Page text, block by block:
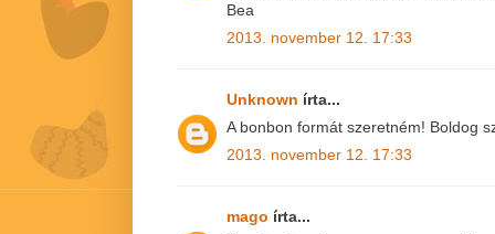
Bea
2013. november 12. 17:33
Unknown írta...
A bonbon formát szeretném! Boldog
2013. november 12. 17:33
mago írta...